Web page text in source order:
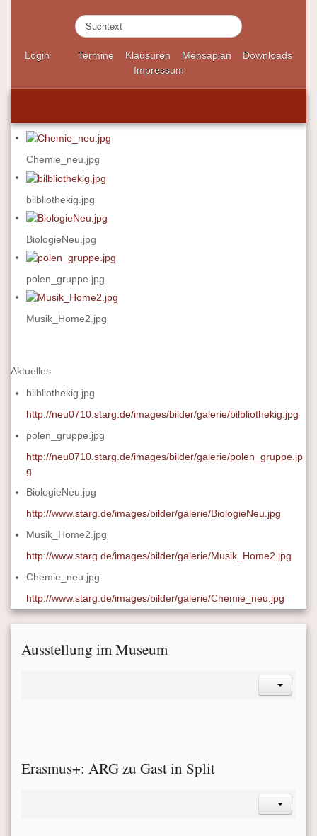
S
u
c
n
.
Login Termine Klausuren Mensaplan
Downloads
Impressum
Chemie_neu.jpg
bilbliothekig.jpg
BiologieNeu.jpg
polen_gruppe.jpg
Musik_Home2.jpg
Aktuelles
bilbliothekig.jpg
http://neu0710.starg.de/images/bilder/galerie/bilbliothekig.jpg
polen_gruppe.jpg
http://neu0710.starg.de/images/bilder/galerie/polen_gruppe.jp
g
BiologieNeu.jpg
http://www.starg.de/images/bilder/galerie/BiologieNeu.jpg
Musik_Home2.jpg
http://www.starg.de/images/bilder/galerie/Musik_Home2.jpg
Chemie_neu.jpg
http://www.starg.de/images/bilder/galerie/Chemie_neu.jpg
Ausstellung im Museum
Erasmus+: ARG zu Gast in Split